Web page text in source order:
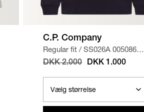
C.P. Company
Regular fit / SS026A 005086W
SWEATSHIRT / NAVY
DKK 2.000 DKK 1.000